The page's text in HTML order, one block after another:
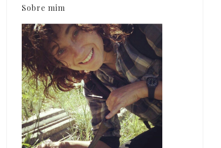
Sobre mim